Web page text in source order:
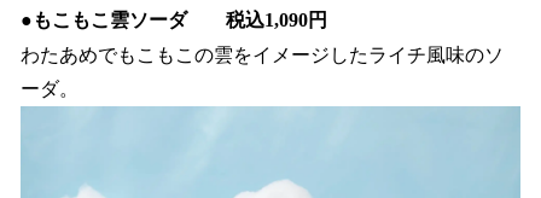
● もこもこ雲ソーダ 税込1,090円
わたあめでもこもこの雲をイメージしたライチ風味のソ
ーダ。